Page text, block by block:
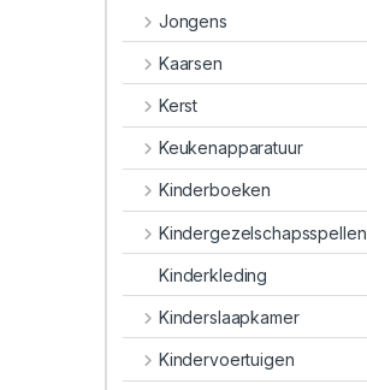
Jongens
Kaarsen
Kerst
Keukenapparatuur
Kinderboeken
Kindergezelschapsspellen
Kinderkleding
Kinderslaapkamer
Kindervoertuigen